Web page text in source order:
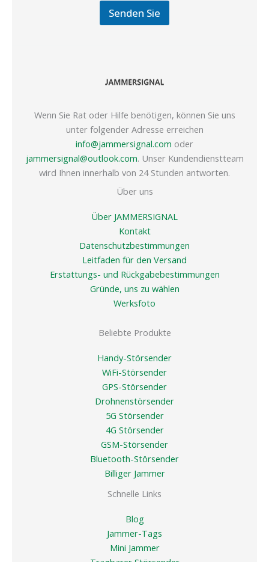
Senden Sie
Wenn Sie Rat oder Hilfe benötigen, können Sie uns
unter folgender Adresse erreichen
info@jammersignal.com oder
jammersignal@outlook.com. Unser Kundendienstteam
wird Ihnen innerhalb von 24 Stunden antworten.
Über uns
Über JAMMERSIGNAL
Kontakt
Datenschutzbestimmungen
Leitfaden für den Versand
Erstattungs- und Rückgabebestimmungen
Gründe, uns zu wählen
Werksfoto
Beliebte Produkte
Handy-Störsender
WiFi-Störsender
GPS-Störsender
Drohnenstörsender
5G Störsender
4G Störsender
GSM-Störsender
Bluetooth-Störsender
Billiger Jammer
Schnelle Links
Blog
Jammer-Tags
Mini Jammer